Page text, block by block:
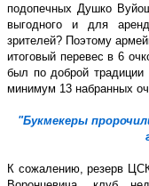
подопечных Душко
выгодного и для
зрителей? Поэтому
итоговый перевес в 6
был по доброй традиции
минимум 13 набранных
"Букмекеры
К сожалению, резерв